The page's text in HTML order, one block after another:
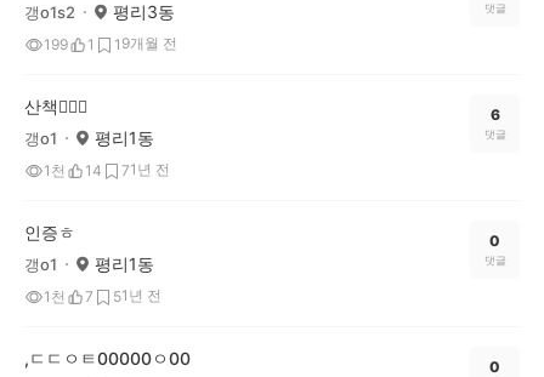
갱o1s2 평리3동
199 1 1 9개월 전
댓글
산책🚶🏽‍♀️
갱o1 평리1동
1천 14 71년 전
6
댓글
인증ㅎ
갱o1 평리1동
1천 7 51년 전
0
댓글
,ㄷㄷㅇㅌ00000ㅇ00 0